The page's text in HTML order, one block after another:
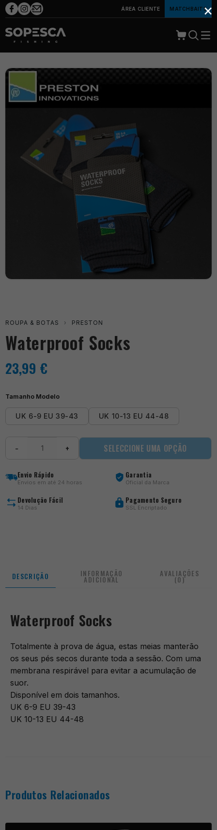
ÁREA CLIENTE MATCHBAITS
ROUPA & BOTAS › PRESTON
Waterproof Socks
23,99 €
Tamanho Modelo
UK 6-9 EU 39-43 UK 10-13 EU 44-48
− + SELECCIONE UMA OPÇÃO
Envio Rápido
Envios em até 24 horas
Garantia
Oficial da Marca
Devolução Fácil
14 Dias
Pagamento Seguro
SSL Encriptado
DESCRIÇÃO INFORMAÇÃO
ADICIONAL
AVALIAÇÕES
(0)
Waterproof Socks
Totalmente à prova de água, estas meias manterão
os seus pés secos durante toda a sessão. Com uma
membrana respirável para evitar a acumulação de
suor.
Disponível em dois tamanhos.
UK 6-9 EU 39-43
UK 10-13 EU 44-48
Produtos Relacionados
×